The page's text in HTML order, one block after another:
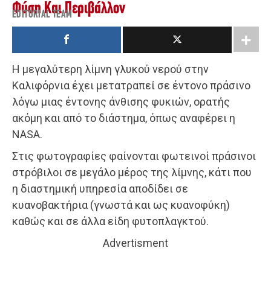
Φύση Και Περιβάλλον
EDITORIAL TEAM
Η μεγαλύτερη λίμνη γλυκού νερού στην
Καλιφόρνια έχει μετατραπεί σε έντονο πράσινο
λόγω μιας έντονης άνθισης φυκιών, ορατής
ακόμη και από το διάστημα, όπως αναφέρει η
NASA.
Στις φωτογραφίες φαίνονται φωτεινοί πράσινοι
στρόβιλοι σε μεγάλο μέρος της λίμνης, κάτι που
η διαστημική υπηρεσία αποδίδει σε
κυανοβακτήρια (γνωστά και ως κυανοφύκη)
καθώς και σε άλλα είδη φυτοπλαγκτού.
Advertisment